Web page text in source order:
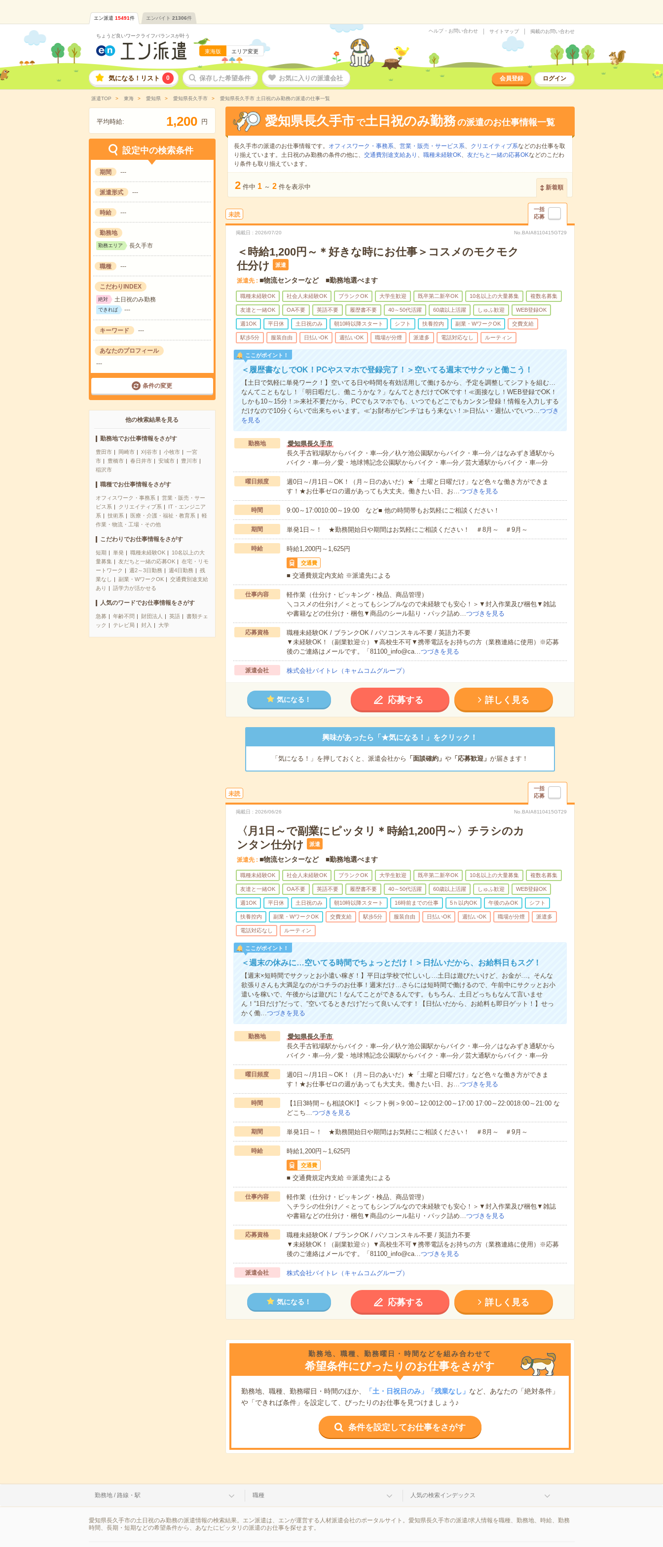
エン派遣 15491件 エンバイト 21306件
ちょうど良いワークライフバランスが叶う
東海版 エリア変更
ヘルプ・お問い合わせ サイトマップ 掲載のお問い合わせ
気になる！リスト 0 保存した希望条件 お気に入りの派遣会社 会員登録 ログイン
派遣TOP 東海 愛知県 愛知県長久手市 愛知県長久手市 土日祝のみ勤務の派遣の仕事一覧
平均時給: 1,200 円
設定中の検索条件
期間 ---
派遣形式 ---
時給 ---
勤務地
勤務エリア 長久手市
職種 ---
こだわりINDEX
絶対 土日祝のみ勤務
できれば ---
キーワード ---
あなたのプロフィール
---
条件の変更
他の検索結果を見る
勤務地でお仕事情報をさがす
豊田市 岡崎市 刈谷市 小牧市
一宮
市
豊橋市 春日井市 安城市
豊川市
稲沢市
職種でお仕事情報をさがす
オフィスワーク・事務系
営業・販売・サー
ビス系
クリエイティブ系
IT・エンジニア
系
技術系 医療・介護・福祉・教育系
軽
作業・物流・工場・その他
こだわりでお仕事情報をさがす
短期 単発 職種未経験OK
10名以上の大
量募集
友だちと一緒の応募OK
在宅・リモ
ートワーク
週2～3日勤務 週4日勤務
残
業なし
副業・WワークOK
交通費別途支給
あり
語学力が活かせる
人気のワードでお仕事情報をさがす
急募 年齢不問 財団法人 英語
書類チェ
ック
テレビ局 封入 大学
愛知県長久手市 で土日祝のみ勤務の派遣のお仕事情報一覧
長久手市の派遣のお仕事情報です。 オフィスワーク・事務系、 営業・販売・サービス系、 クリエイティブ系などのお仕事を取
り揃えています。土日祝のみ勤務の条件の他に、 交通費別途支給あり 、 職種未経験OK、 友だちと一緒の応募OKなどのこだわ
り条件も取り揃えています。
2 件中 1 ～ 2 件を表示中 新着順
未読
一括
応募
掲載日 2026/07/20 No.BAIA8110415GT29
＜時給1,200円～＊好きな時にお仕事＞コスメのモクモク
仕分け
派遣
派遣先 ■物流センターなど ■勤務地選べます
職種未経験OK 社会人未経験OK ブランクOK 大学生歓迎 既卒第二新卒OK 10名以上の大量募集 複数名募集
友達と一緒OK OA不要 英語不要 履歴書不要 40～50代活躍 60歳以上活躍 しゅふ歓迎 WEB登録OK
週1OK 平日休 土日祝のみ 朝10時以降スタート シフト 扶養控内 副業・WワークOK 交費支給
駅歩5分 服装自由 日払いOK 週払いOK 職場が分煙 派遣多 電話対応なし ルーティン
ここがポイント！
＜履歴書なしでOK！PCやスマホで登録完了！＞空いてる週末でサクッと働こう！
【土日で気軽に単発ワーク！】空いてる日や時間を有効活用して働けるから、予定を調整してシフトを組む…
なんてこともなし！「明日暇だし、働こうかな？」なんてときだけでOKです！≪面接なし！WEB登録でOK！
しかも10～15分！≫来社不要だから、PCでもスマホでも、いつでもどこでもカンタン登録！情報を入力しする
だけなので10分くらいで出来ちゃいます。≪‘お財布がピンチ’はもう来ない！≫日払い・週払いでいつ…つづき
を見る
勤務地
愛知県長久手市
長久手古戦場駅からバイク・車---分／杁ケ池公園駅からバイク・車---分／はなみずき通駅から
バイク・車---分／愛・地球博記念公園駅からバイク・車---分／芸大通駅からバイク・車---分
曜日頻度
週0日～/月1日～OK！（月～日のあいだ）★「土曜と日曜だけ」など色々な働き方ができま
す！★お仕事ゼロの週があっても大丈夫。働きたい日、お…つづきを見る
時間 9:00～17:0010:00～19:00 など■ 他の時間帯もお気軽にご相談ください！
期間 単発1日～！ ★勤務開始日や期間はお気軽にご相談ください！ ＃8月～ ＃9月～
時給 時給1,200円～1,625円
交通費
■ 交通費規定内支給 ※派遣先による
仕事内容
軽作業（仕分け・ピッキング・検品、商品管理）
＼コスメの仕分け／＜とってもシンプルなので未経験でも安心！＞▼封入作業及び梱包▼雑誌
や書籍などの仕分け・梱包▼商品のシール貼り・パック詰め…つづきを見る
応募資格
職種未経験OK / ブランクOK / パソコンスキル不要 / 英語力不要
▼未経験OK！（副業歓迎☆）▼高校生不可▼携帯電話をお持ちの方（業務連絡に使用）※応募
後のご連絡はメールです。「81100_info@ca…つづきを見る
派遣会社 株式会社バイトレ（キャムコムグループ）
気になる！ 応募する 詳しく見る
興味があったら「★気になる！」をクリック！
「気になる！」を押しておくと、派遣会社から 「面談確約」 や「応募歓迎」 が届きます！
未読
一括
応募
掲載日 2026/06/26 No.BAIA8110415GT29
〈月1日～で副業にピッタリ＊時給1,200円～〉チラシのカ
ンタン仕分け
派遣
派遣先 ■物流センターなど ■勤務地選べます
職種未経験OK 社会人未経験OK ブランクOK 大学生歓迎 既卒第二新卒OK 10名以上の大量募集 複数名募集
友達と一緒OK OA不要 英語不要 履歴書不要 40～50代活躍 60歳以上活躍 しゅふ歓迎 WEB登録OK
週1OK 平日休 土日祝のみ 朝10時以降スタート 16時前までの仕事 5ｈ以内OK 午後のみOK シフト
扶養控内 副業・WワークOK 交費支給 駅歩5分 服装自由 日払いOK 週払いOK 職場が分煙 派遣多
電話対応なし ルーティン
ここがポイント！
＜週末の休みに…空いてる時間でちょっとだけ！＞日払いだから、お給料日もスグ！
【週末×短時間でサクッとお小遣い稼ぎ！】平日は学校で忙しいし…土日は遊びたいけど、お金が…。そんな
欲張りさんも大満足なのがコチラのお仕事！週末だけ…さらには短時間で働けるので、午前中にサクッとお小
遣いを稼いで、午後からは遊びに！なんてことができるんです。もちろん、土日どっちもなんて言いませ
ん！“1日だけ”だって、“空いてるときだけ”だって良いんです！【日払いだから、お給料も即日ゲット！】せっ
かく働…つづきを見る
勤務地
愛知県長久手市
長久手古戦場駅からバイク・車---分／杁ケ池公園駅からバイク・車---分／はなみずき通駅から
バイク・車---分／愛・地球博記念公園駅からバイク・車---分／芸大通駅からバイク・車---分
曜日頻度
週0日～/月1日～OK！（月～日のあいだ）★「土曜と日曜だけ」など色々な働き方ができま
す！★お仕事ゼロの週があっても大丈夫。働きたい日、お…つづきを見る
時間
【1日3時間～も相談OK!】＜シフト例＞9:00～12:0012:00～17:00 17:00～22:0018:00～21:00 な
どこち…つづきを見る
期間 単発1日～！ ★勤務開始日や期間はお気軽にご相談ください！ ＃8月～ ＃9月～
時給 時給1,200円～1,625円
交通費
■ 交通費規定内支給 ※派遣先による
仕事内容
軽作業（仕分け・ピッキング・検品、商品管理）
＼チラシの仕分け／＜とってもシンプルなので未経験でも安心！＞▼封入作業及び梱包▼雑誌
や書籍などの仕分け・梱包▼商品のシール貼り・パック詰め…つづきを見る
応募資格
職種未経験OK / ブランクOK / パソコンスキル不要 / 英語力不要
▼未経験OK！（副業歓迎☆）▼高校生不可▼携帯電話をお持ちの方（業務連絡に使用）※応募
後のご連絡はメールです。「81100_info@ca…つづきを見る
派遣会社 株式会社バイトレ（キャムコムグループ）
気になる！ 応募する 詳しく見る
勤務地、職種、勤務曜日・時間などを組み合わせて
希望条件にぴったりのお仕事をさがす
勤務地、職種、勤務曜日・時間のほか、 「土・日祝日のみ」「残業なし」 など、あなたの「絶対条件」
や「できれば条件」を設定して、ぴったりのお仕事を見つけましょう♪
条件を設定してお仕事をさがす
勤務地 / 路線・駅 職種 人気の検索インデックス
愛知県長久手市の土日祝のみ勤務の派遣情報の検索結果。エン派遣は、エンが運営する人材派遣会社のポータルサイト。愛知県長久手市の派遣/求人情報を職種、勤務地、時給、勤務
時間、長期・短期などの希望条件から、あなたにピッタリの派遣のお仕事を探せます。